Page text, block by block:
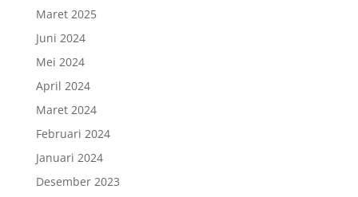
Maret 2025
Juni 2024
Mei 2024
April 2024
Maret 2024
Februari 2024
Januari 2024
Desember 2023